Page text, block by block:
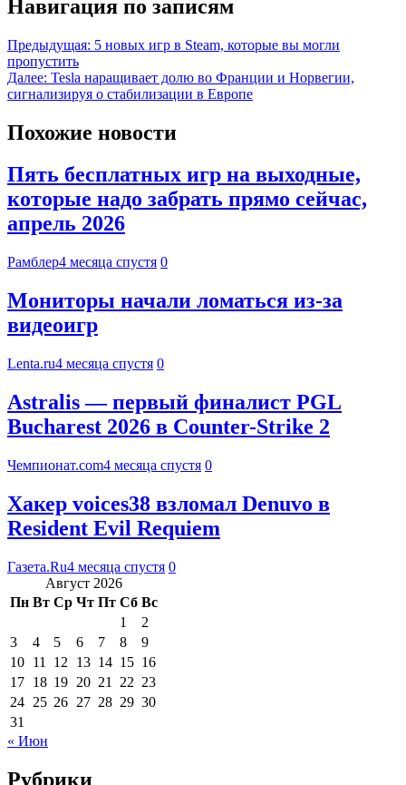
Навигация по записям
Предыдущая: 5 новых игр в Steam, которые вы могли
пропустить
Далее: Tesla наращивает долю во Франции и Норвегии,
сигнализируя о стабилизации в Европе
Похожие новости
Пять бесплатных игр на выходные,
которые надо забрать прямо сейчас,
апрель 2026
Рамблер4 месяца спустя 0
Мониторы начали ломаться из-за
видеоигр
Lenta.ru4 месяца спустя 0
Astralis — первый финалист PGL
Bucharest 2026 в Counter-Strike 2
Чемпионат.com4 месяца спустя 0
Хакер voices38 взломал Denuvo в
Resident Evil Requiem
Газета.Ru4 месяца спустя 0
Август 2026
Пн Вт Ср Чт Пт Сб Вс
1
2
3
4 5 6 7 8
9
10 11 12 13 14 15 16
17 18 19 20 21 22 23
24 25 26 27 28 29 30
31
« Июн
Рубрики